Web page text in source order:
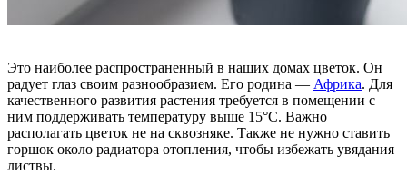
Это наиболее распространенный в наших домах цветок. Он
радует глаз своим разнообразием. Его родина — Африка. Для
качественного развития растения требуется в помещении с
ним поддерживать температуру выше 15°С. Важно
располагать цветок не на сквозняке. Также не нужно ставить
горшок около радиатора отопления, чтобы избежать увядания
листвы.